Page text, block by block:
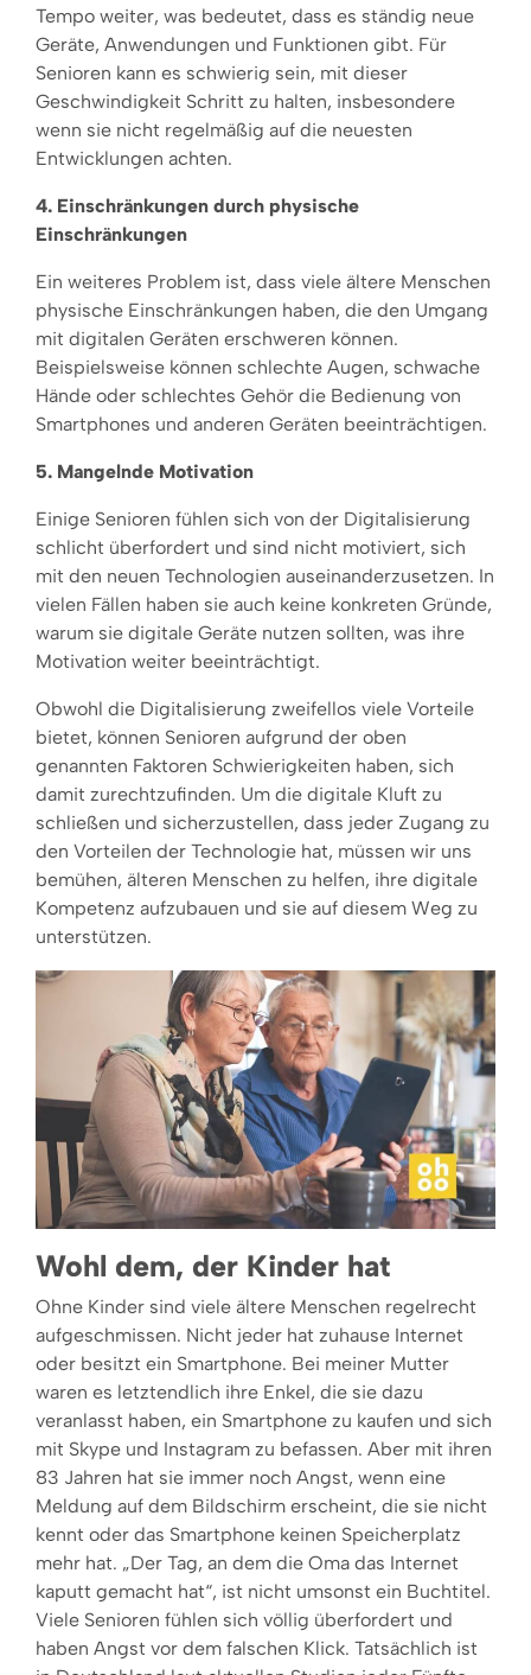
Tempo weiter, was bedeutet, dass es ständig neue
Geräte, Anwendungen und Funktionen gibt. Für
Senioren kann es schwierig sein, mit dieser
Geschwindigkeit Schritt zu halten, insbesondere
wenn sie nicht regelmäßig auf die neuesten
Entwicklungen achten.
4. Einschränkungen durch physische
Einschränkungen
Ein weiteres Problem ist, dass viele ältere Menschen
physische Einschränkungen haben, die den Umgang
mit digitalen Geräten erschweren können.
Beispielsweise können schlechte Augen, schwache
Hände oder schlechtes Gehör die Bedienung von
Smartphones und anderen Geräten beeinträchtigen.
5. Mangelnde Motivation
Einige Senioren fühlen sich von der Digitalisierung
schlicht überfordert und sind nicht motiviert, sich
mit den neuen Technologien auseinanderzusetzen. In
vielen Fällen haben sie auch keine konkreten Gründe,
warum sie digitale Geräte nutzen sollten, was ihre
Motivation weiter beeinträchtigt.
Obwohl die Digitalisierung zweifellos viele Vorteile
bietet, können Senioren aufgrund der oben
genannten Faktoren Schwierigkeiten haben, sich
damit zurechtzufinden. Um die digitale Kluft zu
schließen und sicherzustellen, dass jeder Zugang zu
den Vorteilen der Technologie hat, müssen wir uns
bemühen, älteren Menschen zu helfen, ihre digitale
Kompetenz aufzubauen und sie auf diesem Weg zu
unterstützen.
Wohl dem, der Kinder hat
Ohne Kinder sind viele ältere Menschen regelrecht
aufgeschmissen. Nicht jeder hat zuhause Internet
oder besitzt ein Smartphone. Bei meiner Mutter
waren es letztendlich ihre Enkel, die sie dazu
veranlasst haben, ein Smartphone zu kaufen und sich
mit Skype und Instagram zu befassen. Aber mit ihren
83 Jahren hat sie immer noch Angst, wenn eine
Meldung auf dem Bildschirm erscheint, die sie nicht
kennt oder das Smartphone keinen Speicherplatz
mehr hat. „Der Tag, an dem die Oma das Internet
kaputt gemacht hat“, ist nicht umsonst ein Buchtitel.
Viele Senioren fühlen sich völlig überfordert und
haben Angst vor dem falschen Klick. Tatsächlich ist